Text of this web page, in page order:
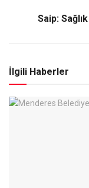
Saip:
İlgili Haberler